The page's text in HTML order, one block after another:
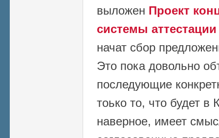
выложен Проект
системы
начат сбор
Это пока довольно
последующие
тоько то, что будет в
наверное, имеет